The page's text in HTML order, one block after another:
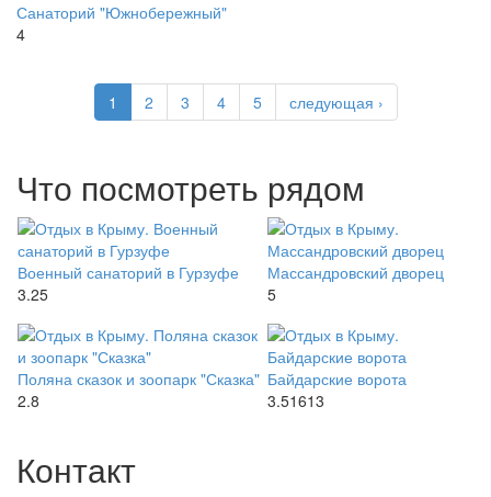
Санаторий "Южнобережный"
4
1 2 3 4 5 следующая ›
Что посмотреть рядом
Военный санаторий в Гурзуфе
3.25
Массандровский дворец
5
Поляна сказок и зоопарк "Сказка"
2.8
Байдарские ворота
3.51613
Контакт